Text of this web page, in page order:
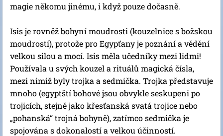
magie někomu jinému, i když pouze dočasně.
Isis je rovněž bohyní moudrosti (kouzelnice s božskou
moudrostí), protože pro Egypťany je poznání a vědění
velkou silou a mocí. Isis měla učedníky mezi lidmi!
Používala u svých kouzel a rituálů magická čísla,
mezi nimiž byly trojka a sedmička. Trojka představuje
mnoho (egyptští bohové jsou obvykle seskupeni po
trojicích, stejně jako křesťanská svatá trojice nebo
„pohanská“ trojná bohyně), zatímco sedmička je
spojována s dokonalostí a velkou účinností.